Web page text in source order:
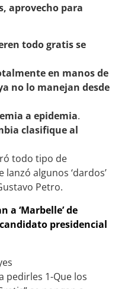
aprovecho para
todo gratis se
en manos de
no lo manejan desde
a epidemia.
clasifique al
todo tipo de
algunos ‘dardos’
Petro.
a ‘Marbelle’ de
presidencial
pedirles 1-Que los